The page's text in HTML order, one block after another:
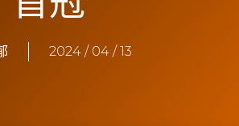
2024 / 04 / 13